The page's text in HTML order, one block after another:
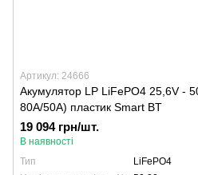
Артикул: 24666
Акумулятор LP LiFePO4 25,6V -
80A/50А) пластик Smart BT
19 094 грн/шт.
В наявності
Тип
LiFePO4